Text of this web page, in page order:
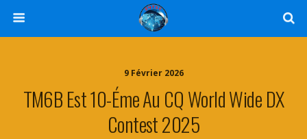
9 Février 2026
TM6B Est 10-Éme Au CQ World Wide DX
Contest 2025